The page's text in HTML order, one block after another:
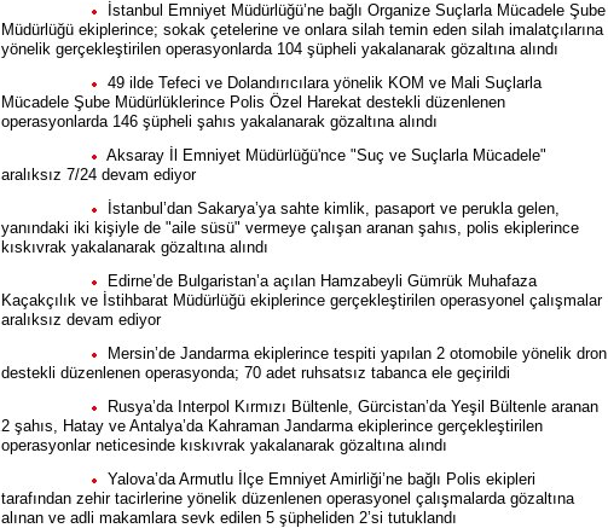
İstanbul Emniyet Müdürlüğü’ne bağlı Organize Suçlarla Mücadele Şube
Müdürlüğü ekiplerince; sokak çetelerine ve onlara silah temin eden silah imalatçılarına
yönelik gerçekleştirilen operasyonlarda 104 şüpheli yakalanarak gözaltına alındı
49 ilde Tefeci ve Dolandırıcılara yönelik KOM ve Mali Suçlarla
Mücadele Şube Müdürlüklerince Polis Özel Harekat destekli düzenlenen
operasyonlarda 146 şüpheli şahıs yakalanarak gözaltına alındı
Aksaray İl Emniyet Müdürlüğü'nce "Suç ve Suçlarla Mücadele"
aralıksız 7/24 devam ediyor
İstanbul’dan Sakarya’ya sahte kimlik, pasaport ve perukla gelen,
yanındaki iki kişiyle de "aile süsü" vermeye çalışan aranan şahıs, polis ekiplerince
kıskıvrak yakalanarak gözaltına alındı
Edirne’de Bulgaristan’a açılan Hamzabeyli Gümrük Muhafaza
Kaçakçılık ve İstihbarat Müdürlüğü ekiplerince gerçekleştirilen operasyonel çalışmalar
aralıksız devam ediyor
Mersin’de Jandarma ekiplerince tespiti yapılan 2 otomobile yönelik dron
destekli düzenlenen operasyonda; 70 adet ruhsatsız tabanca ele geçirildi
Rusya’da Interpol Kırmızı Bültenle, Gürcistan’da Yeşil Bültenle aranan
2 şahıs, Hatay ve Antalya’da Kahraman Jandarma ekiplerince gerçekleştirilen
operasyonlar neticesinde kıskıvrak yakalanarak gözaltına alındı
Yalova’da Armutlu İlçe Emniyet Amirliği’ne bağlı Polis ekipleri
tarafından zehir tacirlerine yönelik düzenlenen operasyonel çalışmalarda gözaltına
alınan ve adli makamlara sevk edilen 5 şüpheliden 2’si tutuklandı